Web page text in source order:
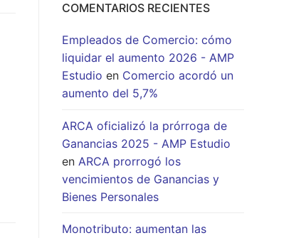
COMENTARIOS RECIENTES
Empleados de Comercio: cómo
liquidar el aumento 2026 - AMP
Estudio en Comercio acordó un
aumento del 5,7%
ARCA oficializó la prórroga de
Ganancias 2025 - AMP Estudio
en ARCA prorrogó los
vencimientos de Ganancias y
Bienes Personales
Monotributo: aumentan las